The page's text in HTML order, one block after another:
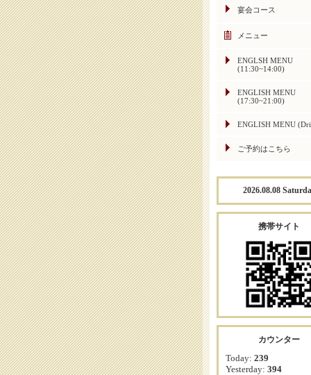
宴会コース
メニュー
ENGLSH MENU
(11:30~14:00)
ENGLISH MENU
(17:30~21:00)
ENGLISH MENU
ご予約はこちら
2026.08.08
携帯サイト
カウンター
Today: 239
Yesterday: 394